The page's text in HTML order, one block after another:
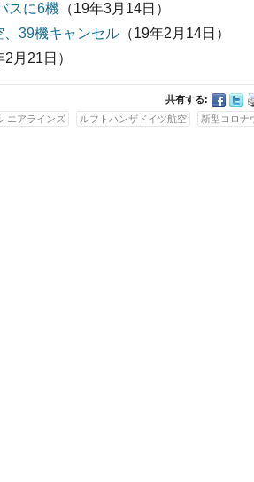
スに6機 （19年3月14日）
39機キャンセル （19年2月14日）
2月21日）
共有する:
エアラインズ ルフトハンザドイツ航空 新型コロナ